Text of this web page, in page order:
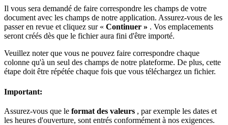
Il vous sera demandé de faire correspondre les champs de votre
document avec les champs de notre application. Assurez-vous de les
passer en revue et cliquez sur « Continuer » . Vos emplacements
seront créés dès que le fichier aura fini d'être importé.
Veuillez noter que vous ne pouvez faire correspondre chaque
colonne qu'à un seul des champs de notre plateforme. De plus, cette
étape doit être répétée chaque fois que vous téléchargez un fichier.
Important:
Assurez-vous que le format des valeurs , par exemple les dates et
les heures d'ouverture, sont entrés conformément à nos exigences.